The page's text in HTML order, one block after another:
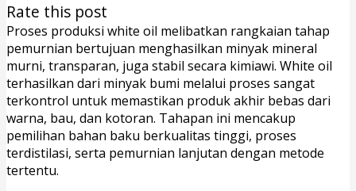
Rate this post
Proses produksi white oil melibatkan rangkaian tahap
pemurnian bertujuan menghasilkan minyak mineral
murni, transparan, juga stabil secara kimiawi. White oil
terhasilkan dari minyak bumi melalui proses sangat
terkontrol untuk memastikan produk akhir bebas dari
warna, bau, dan kotoran. Tahapan ini mencakup
pemilihan bahan baku berkualitas tinggi, proses
terdistilasi, serta pemurnian lanjutan dengan metode
tertentu.